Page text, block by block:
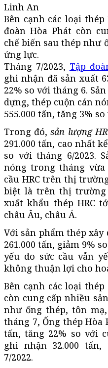
Linh An
Bên cạnh các loại thép
đoàn Hòa Phát còn
chế biến sau thép như
ứng lực.
Tháng 7/2023, Tập
ghi nhận đã sản xuất
22% so với tháng 6.
dựng, thép cuộn cán
555.000 tấn, tăng 3%
Trong đó,sản lượng
291.000 tấn, cao nhất
so với tháng 6/2023.
nóng trong tháng
cầu HRC trên thị
biệt là trên thị trường
xuất khẩu thép HRC
châu Âu, châu Á.
Với sản phẩm thép xây
261.000 tấn, giảm 9%
yếu do sức cầu vẫn
không thuận lợi cho
Bên cạnh các loại
còn cung cấp nhiều
như ống thép, tôn
tháng 7, Ống thép Hòa
tấn, tăng 22% so với
ghi nhận 32.000
7/2022.